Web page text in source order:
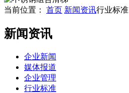
当前位置： 首页 新闻资讯行业标准
新闻资讯
企业新闻
媒体报道
企业管理
行业标准